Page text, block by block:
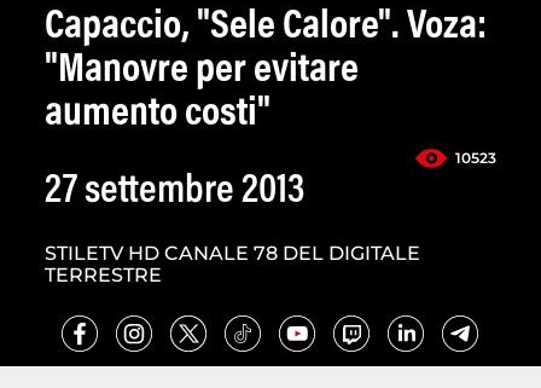
Capaccio, "Sele Calore". Voza:
"Manovre per evitare
aumento costi"
10523
27 settembre 2013
STILETV HD CANALE 78 DEL DIGITALE
TERRESTRE